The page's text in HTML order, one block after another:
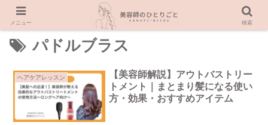
パドルブラス
ヘアケアレッスン
【美容師解説】アウトバストリー
トメント｜まとまり髪になる使い
方・効果・おすすめアイテム
メニュー 検索